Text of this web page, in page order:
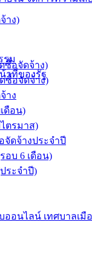
าง)
ซื้อจัดจ้าง)
ซื้อจัดจ้าง)
าง
ดือน)
ตรมาส)
จัดจ้างประจำปี
อบ 6 เดือน)
ระจำปี)
ออนไลน์ เทศบาลเมื
รม
าที่ของรัฐ